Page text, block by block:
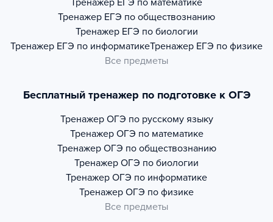
Тренажер ЕГЭ по математике
Тренажер ЕГЭ по обществознанию
Тренажер ЕГЭ по биологии
Тренажер ЕГЭ по информатикеТренажер ЕГЭ по физике
Все предметы
Бесплатный тренажер по подготовке к ОГЭ
Тренажер ОГЭ по русскому языку
Тренажер ОГЭ по математике
Тренажер ОГЭ по обществознанию
Тренажер ОГЭ по биологии
Тренажер ОГЭ по информатике
Тренажер ОГЭ по физике
Все предметы